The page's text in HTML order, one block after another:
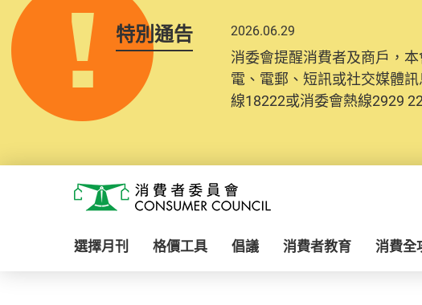
特別通告 2026.06.29
消委會提醒消費者及商戶，
電、電郵、短訊或社交媒體
線18222或消委會熱線2929
消費者委員會
選擇月刊 格價工具 倡議 消費者教育 消費全